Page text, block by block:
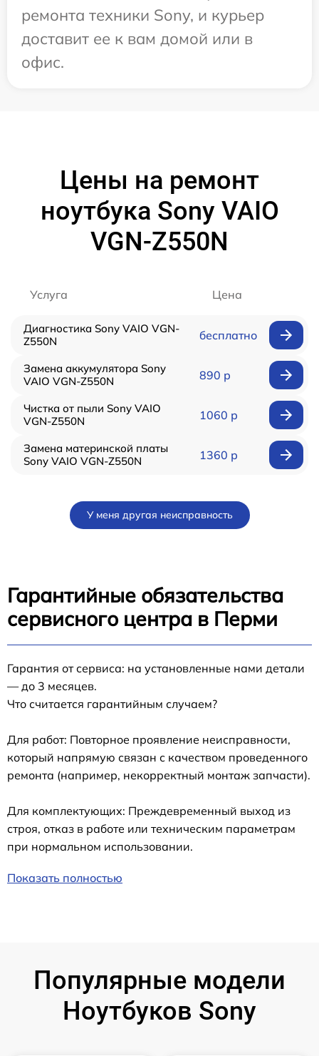
ремонта техники Sony, и курьер
доставит ее к вам домой или в
офис.
Цены на ремонт
ноутбука Sony VAIO
VGN-Z550N
Услуга Цена
Диагностика Sony VAIO VGN-
Z550N
бесплатно
Замена аккумулятора Sony
VAIO VGN-Z550N
890 р
Чистка от пыли Sony VAIO
VGN-Z550N
1060 р
Замена материнской платы
Sony VAIO VGN-Z550N
1360 р
У меня другая неисправность
Гарантийные обязательства
сервисного центра в Перми
Гарантия от сервиса: на установленные нами детали
— до 3 месяцев.
Что считается гарантийным случаем?
Для работ: Повторное проявление неисправности,
который напрямую связан с качеством проведенного
ремонта (например, некорректный монтаж запчасти).
Для комплектующих: Преждевременный выход из
строя, отказ в работе или техническим параметрам
при нормальном использовании.
Показать полностью
Популярные модели
Ноутбуков Sony